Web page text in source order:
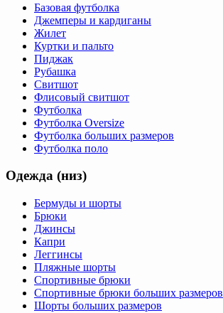
Базовая футболка
Джемперы и кардиганы
Жилет
Куртки и пальто
Пиджак
Рубашка
Свитшот
Флисовый свитшот
Футболка
Футболка Oversize
Футболка больших размеров
Футболка поло
Одежда (низ)
Бермуды и шорты
Брюки
Джинсы
Капри
Леггинсы
Пляжные шорты
Спортивные брюки
Спортивные брюки больших размеров
Шорты больших размеров